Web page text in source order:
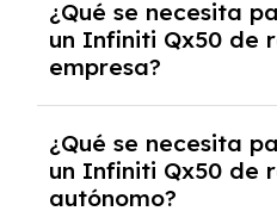
y, en algunos casos,
crediticia y un pago
¿Qué se necesita
un Infiniti Qx50 de
empresa?
documentación
casos, un informe de
y un pago inicial.
¿Qué se necesita
un Infiniti Qx50 de
autónomo?